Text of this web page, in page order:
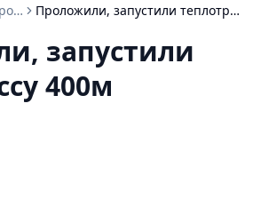
Портфолио проектов Проложили, запустили теплотрассу 400м
запустили
400м